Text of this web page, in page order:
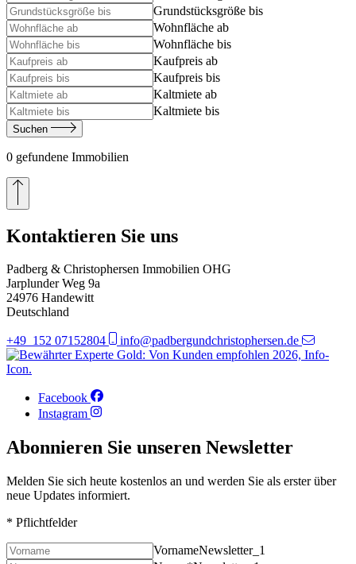
Grundstücksgröße bis
Wohnfläche ab
Wohnfläche bis
Kaufpreis ab
Kaufpreis bis
Kaltmiete ab
Kaltmiete bis
Suchen
0 gefundene Immobilien
Kontaktieren Sie uns
Padberg & Christophersen Immobilien OHG
Jarplunder Weg 9a
24976 Handewitt
Deutschland
+49 152 07152804 info@padbergundchristophersen.de
Facebook
Instagram
Abonnieren Sie unseren Newsletter
Melden Sie sich heute kostenlos an und werden Sie als erster über
neue Updates informiert.
* Pflichtfelder
VornameNewsletter_1